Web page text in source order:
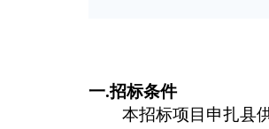
一.招标条件
本招标项目申扎县